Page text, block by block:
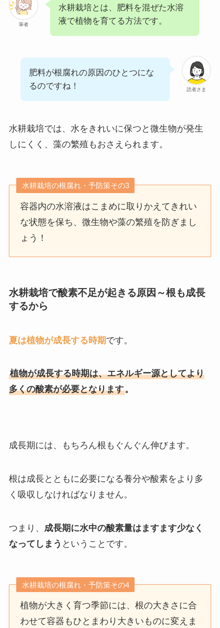
筆者
水耕栽培とは、肥料を混ぜた水溶
液で植物を育てる方法です。
読者さま
肥料が根腐れの原因のひとつにな
るのですね！
水耕栽培では、水をきれいに保つと微生物が発生
しにくく、藻の繁殖もおさえられます。
水耕栽培の根腐れ・予防策その3
容器内の水溶液はこまめに取りかえてきれい
な状態を保ち、微生物や藻の繁殖を防ぎまし
ょう！
水耕栽培で酸素不足が起きる原因～根も成長
するから
夏は植物が成長する時期です。
植物が成長する時期は、エネルギー源としてより
多くの酸素が必要となります。
成長期には、もちろん根もぐんぐん伸びます。
根は成長とともに必要になる養分や酸素をより多
く吸収しなければなりません。
つまり、 成長期に水中の酸素量はますます少なく
なってしまう ということです。
水耕栽培の根腐れ・予防策その4
植物が大きく育つ季節には、根の大きさに合
わせて容器もひとまわり大きいものに変えま